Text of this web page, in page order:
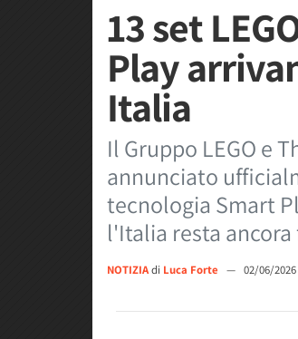
13 set
Play
Italia
Il Gruppo LEGO e
annunciato
tecnologia Smart
l'Italia resta
NOTIZIAdi Luca Forte — 02/06/2026